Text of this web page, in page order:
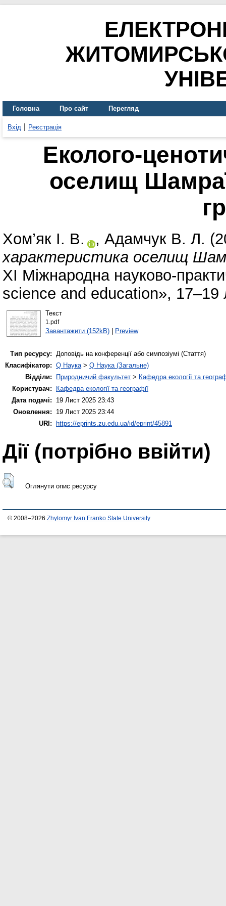
Головна Про сайт Перегляд
Вхід Реєстрація
Еколого-
оселищ
Хом’як І. В. , Адамчук В. Л.
характеристика оселищ
XI Міжнародна науково-
science and education»,
Текст
1.pdf
Завантажити (152kB)| Preview
Тип ресурсу: Доповідь на конференції або симпозіумі (Стаття)
Класифікатор: Q Наука> Q Наука (Загальне)
Відділи:
Природничий факультет > Кафедра екології та
Користувач:
Кафедра екології та географії
Дата подачі:
19 Лист 2025 23:43
Оновлення:
19 Лист 2025 23:44
URI:
https://eprints.zu.edu.ua/id/eprint/45891
Дії ​​(потрібно ввійти)
Оглянути опис ресурсу
© 2008–2026 Zhytomyr Ivan Franko State University